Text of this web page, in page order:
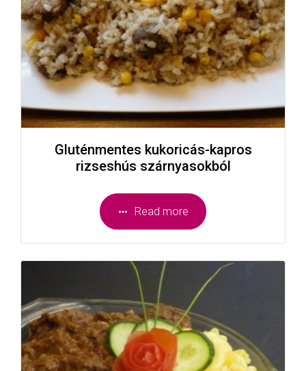
Gluténmentes kukoricás-kapros
rizseshús szárnyasokból
Read more